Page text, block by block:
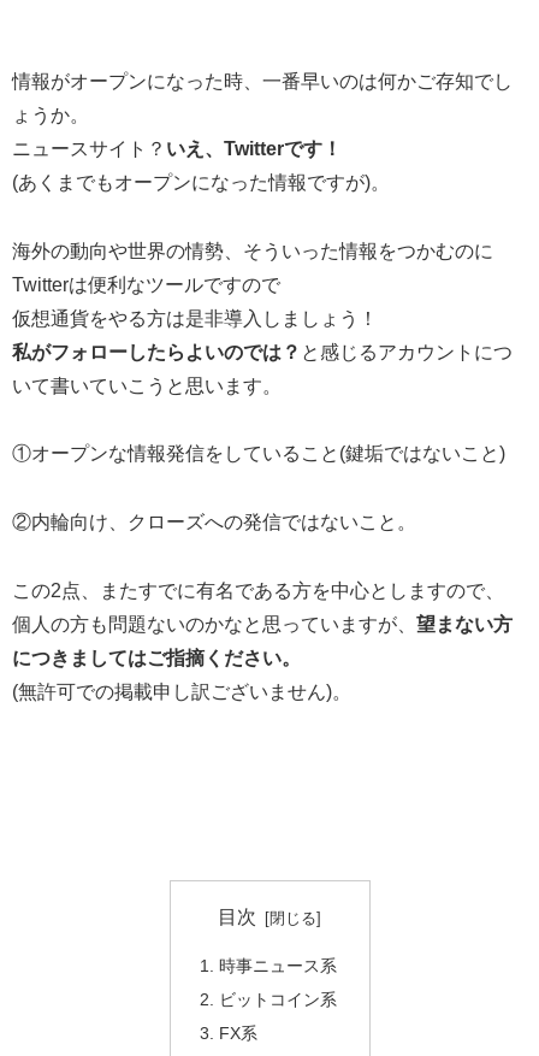
情報がオープンになった時、一番早いのは何かご存知でし
ょうか。
ニュースサイト？ いえ、Twitterです！
(あくまでもオープンになった情報ですが)。
海外の動向や世界の情勢、そういった情報をつかむのに
Twitterは便利なツールですので
仮想通貨をやる方は是非導入しましょう！
私がフォローしたらよいのでは？ と感じるアカウントにつ
いて書いていこうと思います。
①オープンな情報発信をしていること(鍵垢ではないこと)
②内輪向け、クローズへの発信ではないこと。
この2点、またすでに有名である方を中心としますので、
個人の方も問題ないのかなと思っていますが、 望まない方
につきましてはご指摘ください。
(無許可での掲載申し訳ございません)。
目次
時事ニュース系
ビットコイン系
FX系